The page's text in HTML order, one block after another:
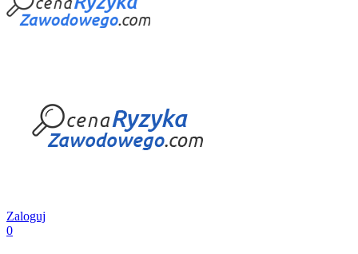
Zaloguj
0